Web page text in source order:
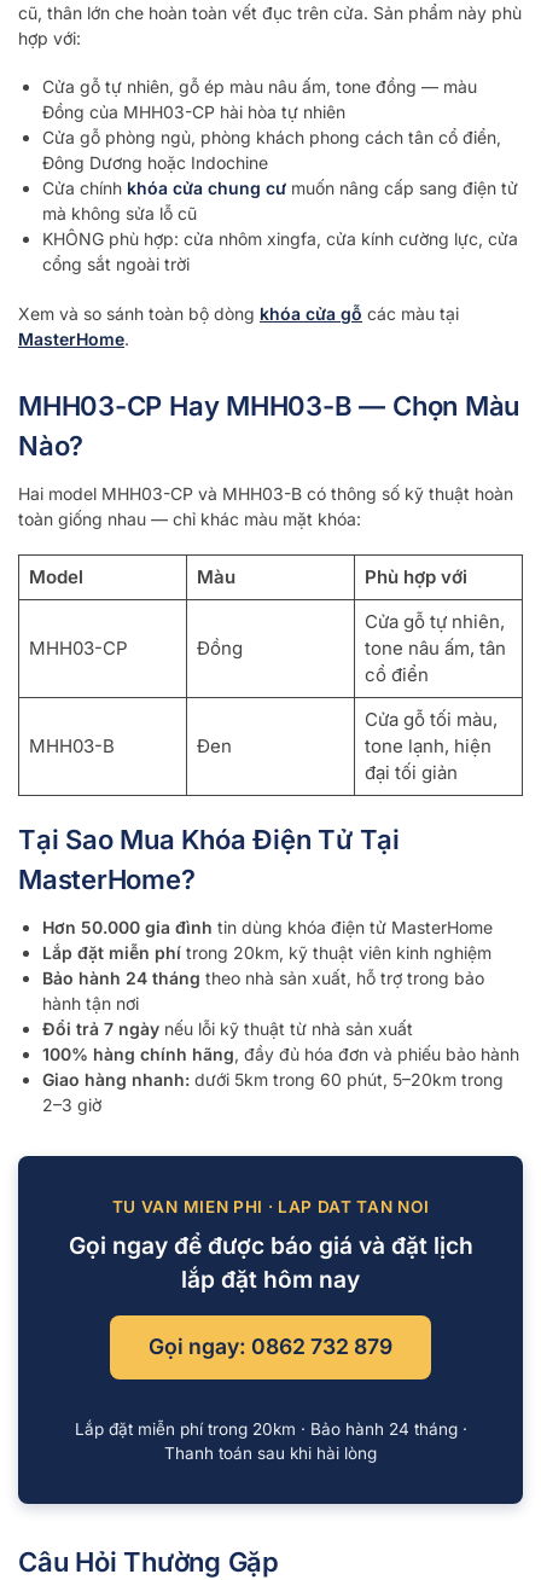
cũ, thân lớn che hoàn toàn vết đục trên cửa. Sản phẩm này phù
hợp với:
Cửa gỗ tự nhiên, gỗ ép màu nâu ấm, tone đồng — màu
Đồng của MHH03-CP hài hòa tự nhiên
Cửa gỗ phòng ngủ, phòng khách phong cách tân cổ điển,
Đông Dương hoặc Indochine
Cửa chính khóa cửa chung cư muốn nâng cấp sang điện tử
mà không sửa lỗ cũ
KHÔNG phù hợp: cửa nhôm xingfa, cửa kính cường lực, cửa
cổng sắt ngoài trời
Xem và so sánh toàn bộ dòng khóa cửa gỗ các màu tại
MasterHome.
MHH03-CP Hay MHH03-B — Chọn Màu
Nào?
Hai model MHH03-CP và MHH03-B có thông số kỹ thuật hoàn
toàn giống nhau — chỉ khác màu mặt khóa:
Model Màu Phù hợp với
MHH03-CP Đồng
Cửa gỗ tự nhiên,
tone nâu ấm, tân
cổ điển
MHH03-B Đen
Cửa gỗ tối màu,
tone lạnh, hiện
đại tối giản
Tại Sao Mua Khóa Điện Tử Tại
MasterHome?
Hơn 50.000 gia đình tin dùng khóa điện tử MasterHome
Lắp đặt miễn phí trong 20km, kỹ thuật viên kinh nghiệm
Bảo hành 24 tháng theo nhà sản xuất, hỗ trợ trong bảo
hành tận nơi
Đổi trả 7 ngày nếu lỗi kỹ thuật từ nhà sản xuất
100% hàng chính hãng, đầy đủ hóa đơn và phiếu bảo hành
Giao hàng nhanh: dưới 5km trong 60 phút, 5–20km trong
2–3 giờ
TU VAN MIEN PHI · LAP DAT TAN NOI
Gọi ngay để được báo giá và đặt lịch
lắp đặt hôm nay
Gọi ngay: 0862 732 879
Lắp đặt miễn phí trong 20km · Bảo hành 24 tháng ·
Thanh toán sau khi hài lòng
Câu Hỏi Thường Gặp